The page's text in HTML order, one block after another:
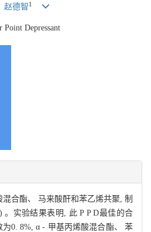
赵德智1
Point Depressant
合酯、 马来酸酐和苯乙烯共聚, 制
。实验结果表明, 此 P P D最佳的合
0. 8%, α - 甲基丙烯酸混合酯、 苯